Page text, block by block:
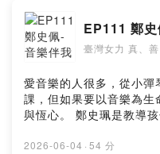
要從事此工作，她含淚也
Hosting provided by
EP111 鄭
臺灣女力 真、
愛音樂的人很多，從小
課，但如果要以音樂為生
與恆心。 鄭史珮是教導
生活，她都與音樂息息相
2026-06-04 · 54 分